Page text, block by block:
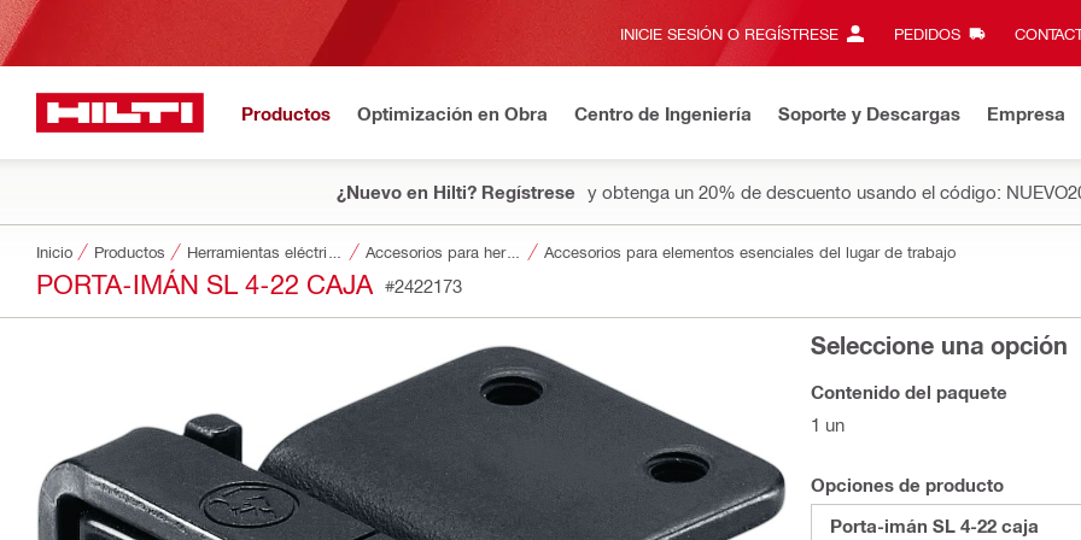
INICIE SESIÓN O REGÍSTRESE PEDIDOS
Productos Optimización en Obra Centro de Ingeniería Soporte y Descargas Empresa
¿Nuevo en Hilti? Regístrese y obtenga un 20% de descuento usando el código:
Inicio Productos Accesorios para herramientas Accesorios para elementos esenciales del lugar de trabajo
PORTA-IMÁN SL 4-22 CAJA #2422173
Seleccione una opción
Contenido del paquete
1 un
Opciones de producto
Porta-imán SL 4-22 caja